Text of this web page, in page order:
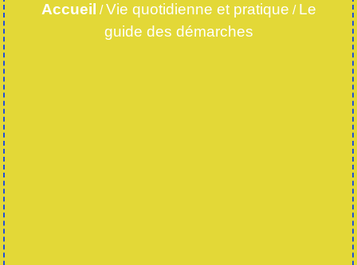
Accueil /Vie quotidienne et pratique / Le
guide des démarches